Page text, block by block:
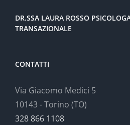
DR.SSA LAURA ROSSO
TRANSAZIONALE
CONTATTI
Via Giacomo Medici 5
10143 - Torino (TO)
328 866 1108